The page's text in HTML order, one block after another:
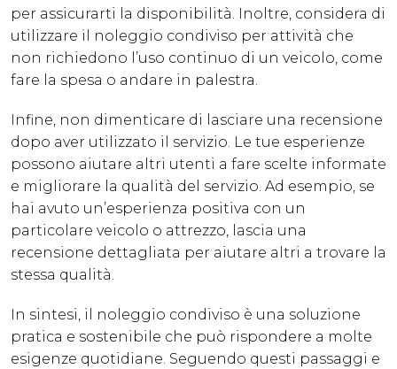
per assicurarti la disponibilità. Inoltre, considera di
utilizzare il noleggio condiviso per attività che
non richiedono l’uso continuo di un veicolo, come
fare la spesa o andare in palestra.
Infine, non dimenticare di lasciare una recensione
dopo aver utilizzato il servizio. Le tue esperienze
possono aiutare altri utenti a fare scelte informate
e migliorare la qualità del servizio. Ad esempio, se
hai avuto un’esperienza positiva con un
particolare veicolo o attrezzo, lascia una
recensione dettagliata per aiutare altri a trovare la
stessa qualità.
In sintesi, il noleggio condiviso è una soluzione
pratica e sostenibile che può rispondere a molte
esigenze quotidiane. Seguendo questi passaggi e